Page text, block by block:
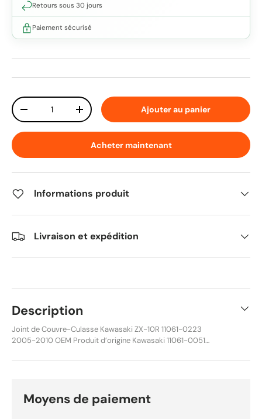
Retours sous 30 jours
Paiement sécurisé
Qté
Diminuer la quantitéAugmenter la quantitéAjouter au panier
Acheter maintenant
Informations produit
Livraison et expédition
Description
Joint de Couvre-Culasse Kawasaki ZX-10R 11061-0223
2005-2010 OEM Produit d’origine Kawasaki 11061-0051
11061-0223 Anciennes références remplacées 11061-0051,
Neuf Compatibilités Kawasaki ZX-10R Ninja ZX1000-C2H –
1000 cm³ – 2005 Châssis à partir de
Moyens de paiement